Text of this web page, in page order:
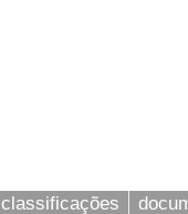
classificações